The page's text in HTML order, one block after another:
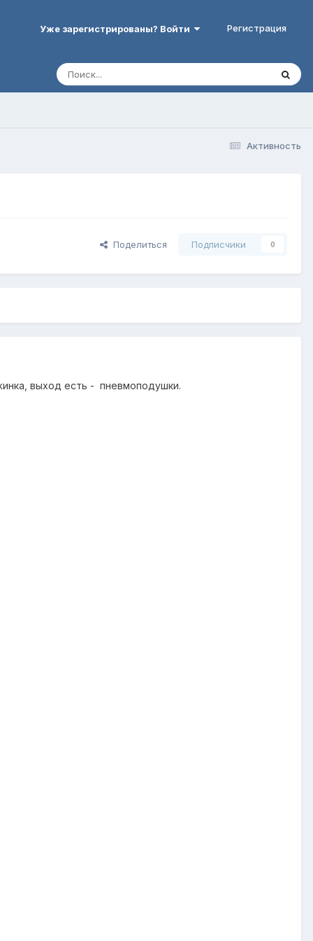
Уже зарегистрированы? Войти Регистрация
Активность
Поделиться Подписчики 0
выход есть - пневмоподушки.